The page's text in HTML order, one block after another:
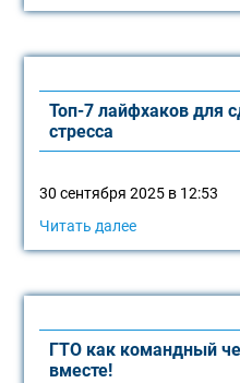
Топ-7 лайфхаков для
стресса
30 сентября 2025 в 12:53
Читать далее
ГТО как командный
вместе!